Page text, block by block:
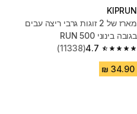
KIPRUN
מארז של 2 זוגות גרבי ריצה עבים
בגובה בינוני RUN 500
4.7
4.7 out of 5 stars from 11338 reviews
(11338)